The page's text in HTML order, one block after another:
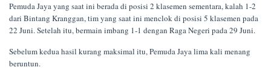
Pemuda Jaya yang saat ini berada di posisi 2 klasemen sementara, kalah 1-2
dari Bintang Kranggan, tim yang saat ini menclok di posisi 5 klasemen pada
22 Juni. Setelah itu, bermain imbang 1-1 dengan Raga Negeri pada 29 Juni.
Sebelum kedua hasil kurang maksimal itu, Pemuda Jaya lima kali menang
beruntun.